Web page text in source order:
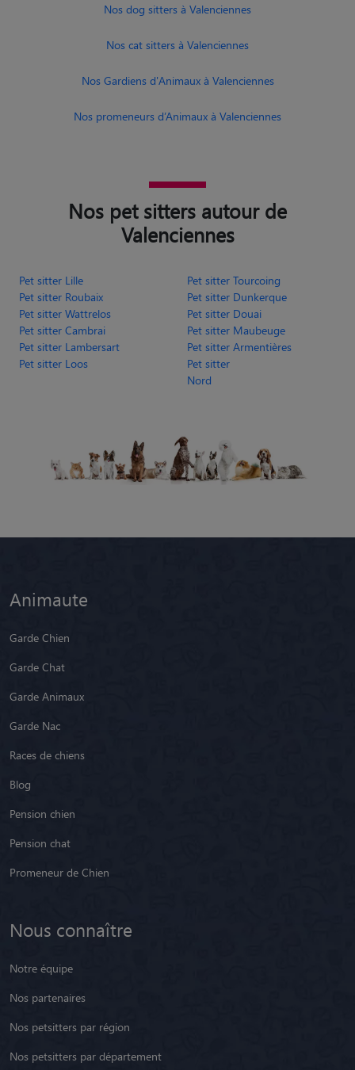
Nos dog sitters à Valenciennes
Nos cat sitters à Valenciennes
Nos Gardiens d'Animaux à Valenciennes
Nos promeneurs d’Animaux à Valenciennes
Nos pet sitters autour de
Valenciennes
Pet sitter Lille
Pet sitter Tourcoing
Pet sitter Roubaix
Pet sitter Dunkerque
Pet sitter Wattrelos
Pet sitter Douai
Pet sitter Cambrai
Pet sitter Maubeuge
Pet sitter Lambersart
Pet sitter Armentières
Pet sitter Loos
Pet sitter
Nord
Animaute
Garde Chien
Garde Chat
Garde Animaux
Garde Nac
Races de chiens
Blog
Pension chien
Pension chat
Promeneur de Chien
Nous connaître
Notre équipe
Nos partenaires
Nos petsitters par région
Nos petsitters par département